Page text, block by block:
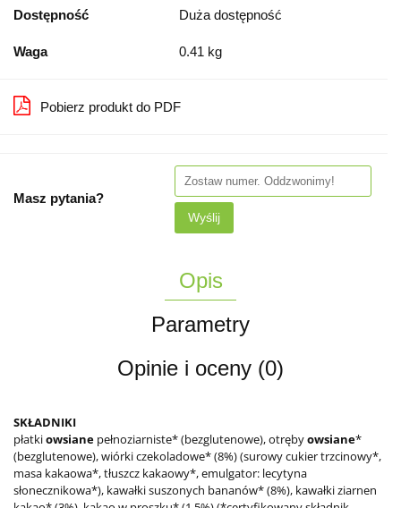
Dostępność Duża dostępność
Waga 0.41 kg
Pobierz produkt do PDF
Masz pytania?
Wyślij
Opis
Parametry
Opinie i oceny (0)
SKŁADNIKI
płatkiowsiane pełnoziarniste* (bezglutenowe), otrębyowsiane*
(bezglutenowe), wiórki czekoladowe* (8%) (surowy cukier trzcinowy*,
masa kakaowa*, tłuszcz kakaowy*, emulgator: lecytyna
słonecznikowa*), kawałki suszonych bananów* (8%), kawałki ziarnen